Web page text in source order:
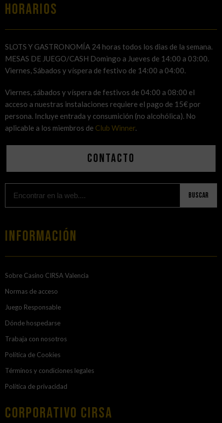
HORARIOS
SLOTS Y GASTRONOMÍA 24 horas todos los dias de la semana.
MESAS DE JUEGO/CASH Domingo a Jueves de 14:00 a 03:00.
Viernes, Sábados y víspera de festivo de 14:00 a 04:00.
Viernes, sábados y víspera de festivos de 04:00 a 08:00 el
acceso a nuestras instalaciones requiere el pago de 15€ por
persona. Incluye entrada y consumición (no alcohólica). No
aplicable a los miembros de Club Winner.
Contacto
Buscar
Información
Sobre Casino CIRSA Valencia
Normas de acceso
Juego Responsable
Dónde hospedarse
Trabaja con nosotros
Política de Cookies
Términos y condiciones legales
Política de privacidad
Corporativo Cirsa